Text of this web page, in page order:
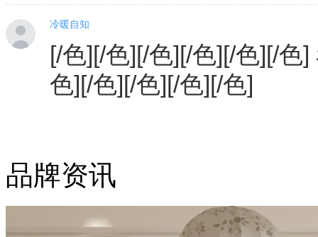
冷暖自知
[/色][/色][/色][/色][/色][/色
色][/色][/色][/色][/色]
品牌资讯